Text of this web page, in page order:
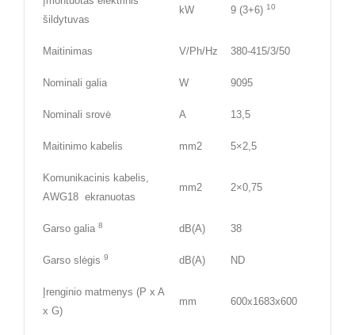
šildytuvas
kW 9 (3+6) 10
Maitinimas V/Ph/Hz 380-415/3/50
Nominali galia W 9095
Nominali srovė A 13,5
Maitinimo kabelis mm2 5×2,5
Komunikacinis kabelis,
AWG18 ekranuotas
mm2 2×0,75
Garso galia 8 dB(A) 38
Garso slėgis 9 dB(A) ND
Įrenginio matmenys (P x A
x G)
mm 600x1683x600